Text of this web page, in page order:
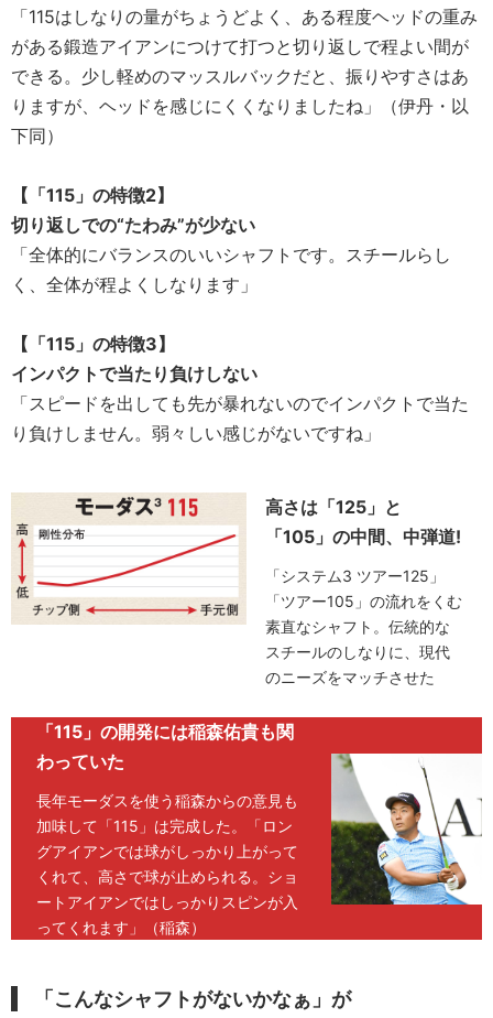
「115はしなりの量がちょうどよく、ある程度ヘッドの重み
がある鍛造アイアンにつけて打つと切り返しで程よい間が
できる。少し軽めのマッスルバックだと、振りやすさはあ
りますが、ヘッドを感じにくくなりましたね」（伊丹・以
下同）
【「115」の特徴2】
切り返しでの“たわみ”が少ない
「全体的にバランスのいいシャフトです。スチールらし
く、全体が程よくしなります」
【 「115」の特徴3】
インパクトで当たり負けしない
「スピードを出しても先が暴れないのでインパクトで当た
り負けしません。弱々しい感じがないですね」
高さは「125」と
「105」の中間、中弾道!
「システム3 ツアー125」
「ツアー105」の流れをくむ
素直なシャフト。伝統的な
スチールのしなりに、現代
のニーズをマッチさせた
「115」の開発には稲森佑貴も関
わっていた
長年モーダスを使う稲森からの意見も
加味して「115」は完成した。「ロン
グアイアンでは球がしっかり上がって
くれて、高さで球が止められる。ショ
ートアイアンではしっかりスピンが入
ってくれます」（稲森）
「こんなシャフトがないかなぁ」が